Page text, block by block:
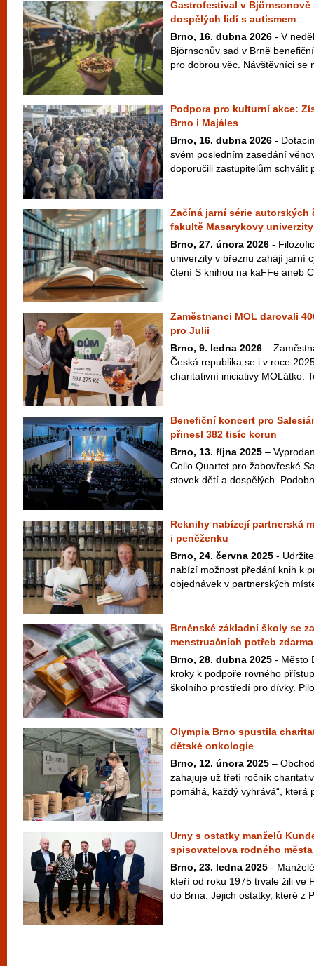
Gastrofestival v Björnsonově
dospělých lidí s autismem
Brno, 16. dubna 2026 - V
Björnsonův sad v Brně
pro dobrou věc. Návštěvníci se
Podpora pro kulturní akce:
Brno i Majáles
Brno, 16. dubna 2026 -
svém posledním zasedání
doporučili zastupitelům schválit
Začíná jarní série autorských
fakultě Masarykovy univerzity
Brno, 27. února 2026 -
univerzity v březnu zahájí jarní
čtení S knihou na kaFFe aneb
Zaměstnanci MOL darovali
pro Julii
Brno, 9. ledna 2026 –
Česká republika se i v roce
charitativní iniciativy MOLátko.
Benefiční koncert pro
přinesl 382 tisíc korun
Brno, 13. října 2025 –
Cello Quartet pro žabovřeské
stovek dětí a dospělých.
Reknihy nabízejí partnerská
i peněženku
Brno, 24. června 2025 -
nabízí možnost předání knih k
objednávek v partnerských
Brněnské základní školy se
menstruačních potřeb zdarma
Brno, 28. dubna 2025 - Město
kroky k podpoře rovného
školního prostředí pro dívky.
Olympia Brno spustila
dětské onkologie
Brno, 12. února 2025 –
zahajuje už třetí ročník
pomáhá, každý vyhrává“, která
Urny s ostatky manželů
spisovatelova rodného
Brno, 23. ledna 2025 -
kteří od roku 1975 trvale žili ve
do Brna. Jejich ostatky, které z